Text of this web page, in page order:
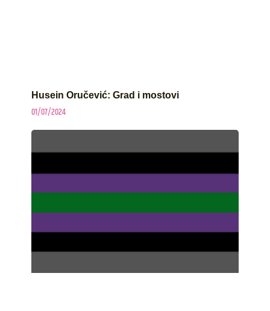
Husein Oručević: Grad i mostovi
01/07/2024